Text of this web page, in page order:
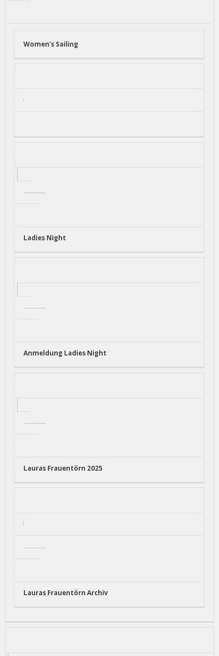
Women‘s Sailing
Ladies Night
Anmeldung Ladies Night
Lauras Frauentörn 2025
Lauras Frauentörn Archiv